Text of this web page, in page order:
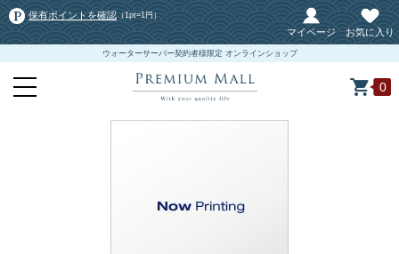
保有ポイントを確認 （1pt=1円）
マイページ お気に入り
ウォーターサーバー契約者様限定 オンラインショップ
0